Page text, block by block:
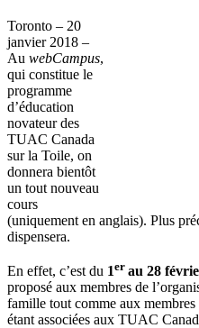
Toronto – 20
janvier 2018 –
Au webCampus,
qui constitue le
programme
d’éducation
novateur des
TUAC Canada
sur la Toile, on
donnera bientôt
un tout nouveau
cours
(uniquement en anglais). Plus
dispensera.
En effet, c’est du 1er au 28
proposé aux membres de
famille tout comme aux
étant associées aux TUAC